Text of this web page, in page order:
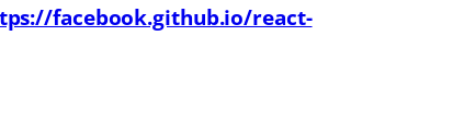
facebook.github.io/react-